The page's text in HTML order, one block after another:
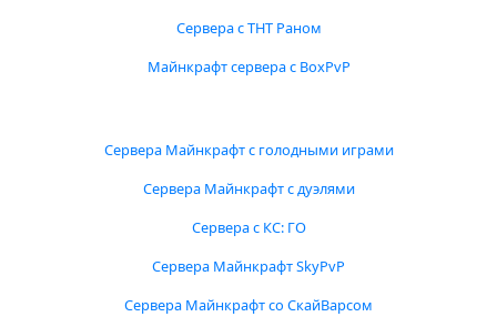
Сервера с ТНТ Раном
Майнкрафт сервера с BoxPvP
Сервера Майнкрафт с голодными играми
Сервера Майнкрафт с дуэлями
Сервера с КС: ГО
Сервера Майнкрафт SkyPvP
Сервера Майнкрафт со СкайВарсом